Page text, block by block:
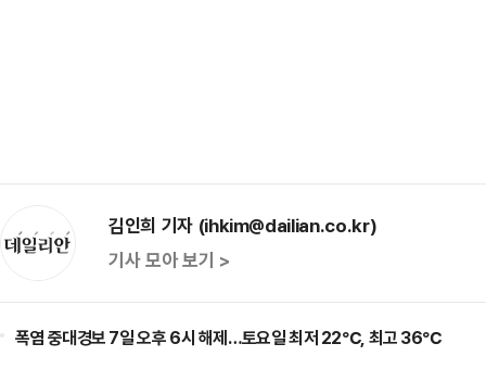
김인희 기자 (ihkim@dailian.co.kr)
기사 모아 보기 >
폭염 중대경보 7일 오후 6시 해제…토요일 최저 22℃, 최고 36℃